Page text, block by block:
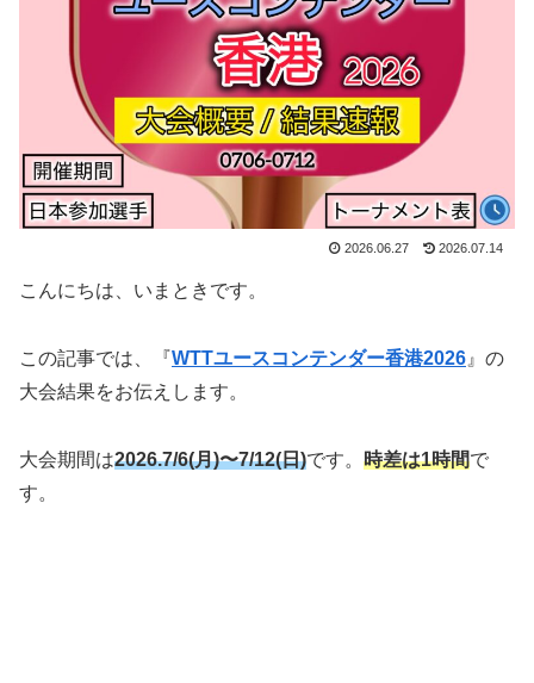
2026.06.27 2026.07.14
こんにちは、いまときです。
この記事では、『WTTユースコンテンダー香港2026 』の
大会結果をお伝えします。
大会期間は2026.7/6(月)〜7/12(日)です。 時差は1時間で
す。